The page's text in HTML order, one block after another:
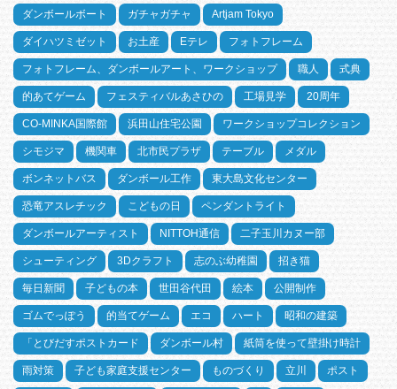
ダンボールボート ガチャガチャ Artjam Tokyo
ダイハツミゼット お土産 Eテレ フォトフレーム
フォトフレーム、ダンボールアート、ワークショップ 職人 式典
的あてゲーム フェスティバルあさひの 工場見学 20周年
CO-MINKA国際館 浜田山住宅公園 ワークショップコレクション
シモジマ 機関車 北市民プラザ テーブル メダル
ボンネットバス ダンボール工作 東大島文化センター
恐竜アスレチック こどもの日 ペンダントライト
ダンボールアーティスト NITTOH通信 二子玉川カヌー部
シューティング 3Dクラフト 志のぶ幼稚園 招き猫
毎日新聞 子どもの本 世田谷代田 絵本 公開制作
ゴムでっぽう 的当てゲーム エコ ハート 昭和の建築
「とびだすポストカード ダンボール村 紙筒を使って壁掛け時計
雨対策 子ども家庭支援センター ものづくり 立川 ポスト